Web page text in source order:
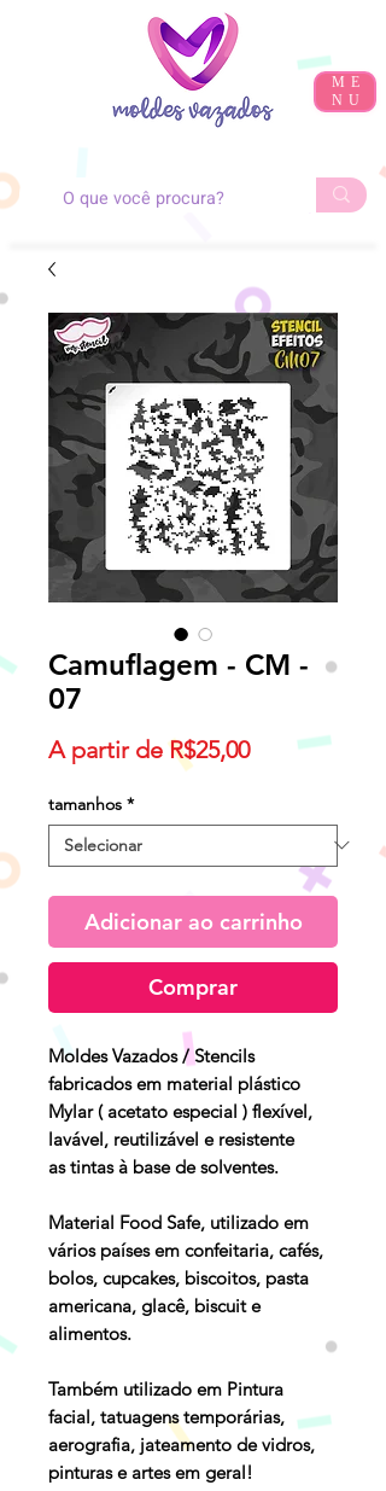
ME
NU
Camuflagem - CM -
07
A partir deR$25,00Preço
tamanhos *
Adicionar ao carrinho
Comprar
Moldes Vazados / Stencils
fabricados em material plástico
Mylar ( acetato especial ) flexível,
lavável, reutilizável e resistente
as tintas à base de solventes.
Material Food Safe, utilizado em
vários países em confeitaria, cafés,
bolos, cupcakes, biscoitos, pasta
americana, glacê, biscuit e
alimentos.
Também utilizado em Pintura
facial, tatuagens temporárias,
aerografia, jateamento de vidros,
pinturas e artes em geral!